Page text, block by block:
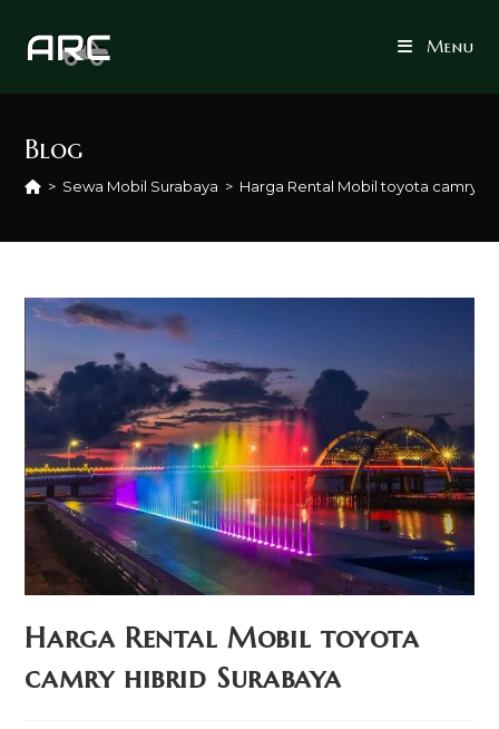
Menu
Blog
> Sewa Mobil Surabaya > Harga Rental Mobil toyota camry
Harga Rental Mobil toyota
camry hibrid Surabaya